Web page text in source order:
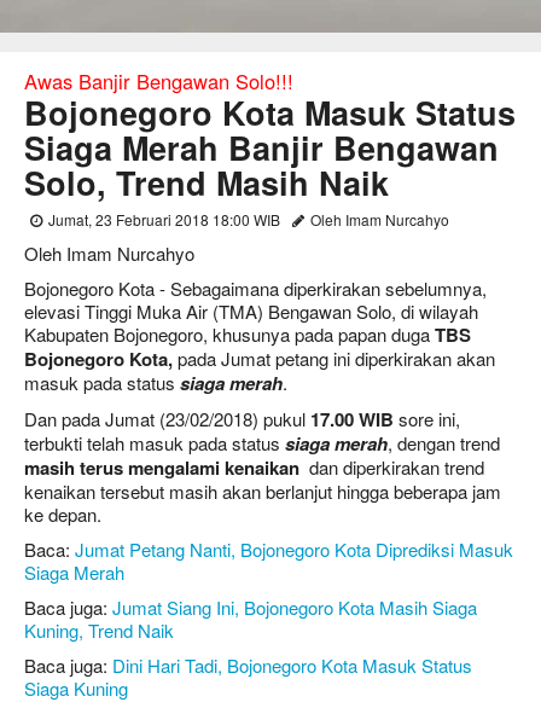
Awas Banjir Bengawan Solo!!!
Bojonegoro Kota Masuk Status
Siaga Merah Banjir Bengawan
Solo, Trend Masih Naik
Jumat, 23 Februari 2018 18:00 WIB Oleh Imam Nurcahyo
Oleh Imam Nurcahyo
Bojonegoro Kota - Sebagaimana diperkirakan sebelumnya,
elevasi Tinggi Muka Air (TMA) Bengawan Solo, di wilayah
Kabupaten Bojonegoro, khusunya pada papan dugaTBS
Bojonegoro Kota,pada Jumat petang ini diperkirakan akan
masuk pada status siaga merah.
Dan pada Jumat (23/02/2018) pukul 17.00 WIB sore ini,
terbukti telah masuk pada status siaga merah, dengan trend
masih terus mengalami kenaikan dan diperkirakan trend
kenaikan tersebut masih akan berlanjut hingga beberapa jam
ke depan.
Baca: Jumat Petang Nanti, Bojonegoro Kota Diprediksi Masuk
Siaga Merah
Baca juga: Jumat Siang Ini, Bojonegoro Kota Masih Siaga
Kuning, Trend Naik
Baca juga: Dini Hari Tadi, Bojonegoro Kota Masuk Status
Siaga Kuning